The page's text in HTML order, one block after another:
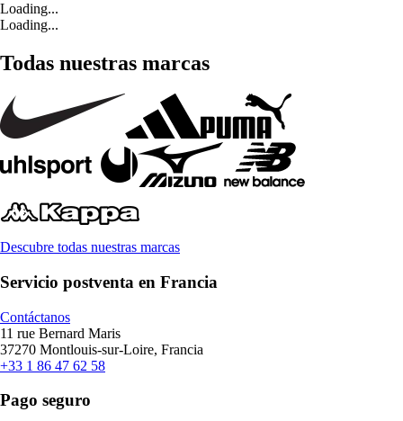
Loading...
Loading...
Todas nuestras marcas
Descubre todas nuestras marcas
Servicio postventa en Francia
Contáctanos
11 rue Bernard Maris
37270 Montlouis-sur-Loire, Francia
+33 1 86 47 62 58
Pago seguro